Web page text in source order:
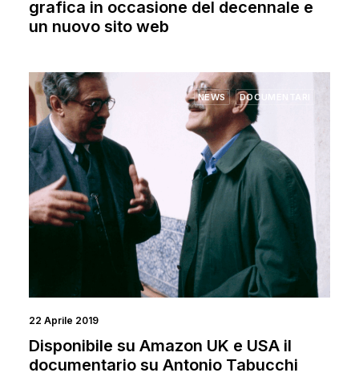
grafica in occasione del decennale e
un nuovo sito web
NEWS DOCUMENTARI
22 Aprile 2019
Disponibile su Amazon UK e USA il
documentario su Antonio Tabucchi